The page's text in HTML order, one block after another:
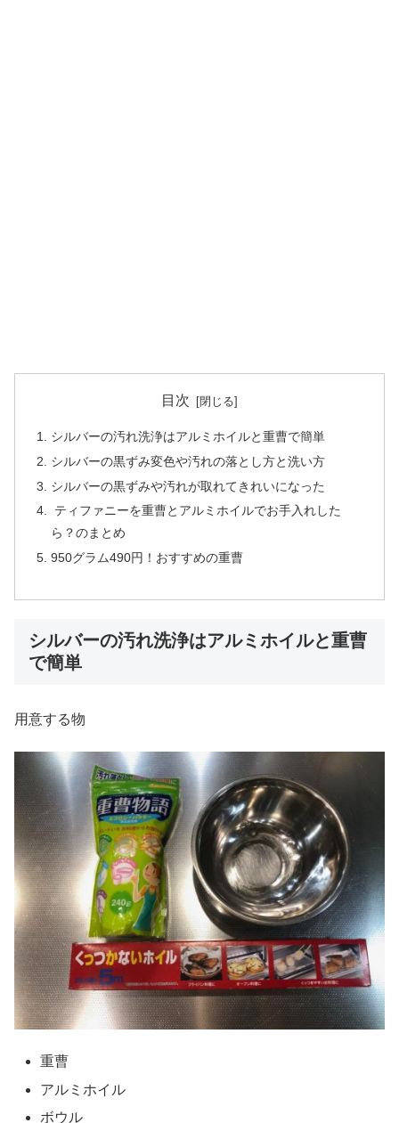
目次
シルバーの汚れ洗浄はアルミホイルと重曹で簡単
シルバーの黒ずみ変色や汚れの落とし方と洗い方
シルバーの黒ずみや汚れが取れてきれいになった
ティファニーを重曹とアルミホイルでお手入れした
ら？のまとめ
950グラム490円！おすすめの重曹
シルバーの汚れ洗浄はアルミホイルと重曹
で簡単
用意する物
重曹
アルミホイル
ボウル